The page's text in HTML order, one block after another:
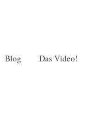
Blog Das Video!